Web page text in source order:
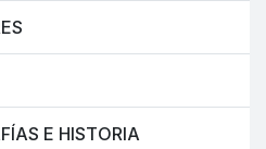
E HISTORIA